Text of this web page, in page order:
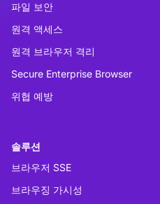
파일 보안
원격 액세스
원격 브라우저 격리
Secure Enterprise Browser
위협 예방
솔루션
브라우저 SSE
브라우징 가시성